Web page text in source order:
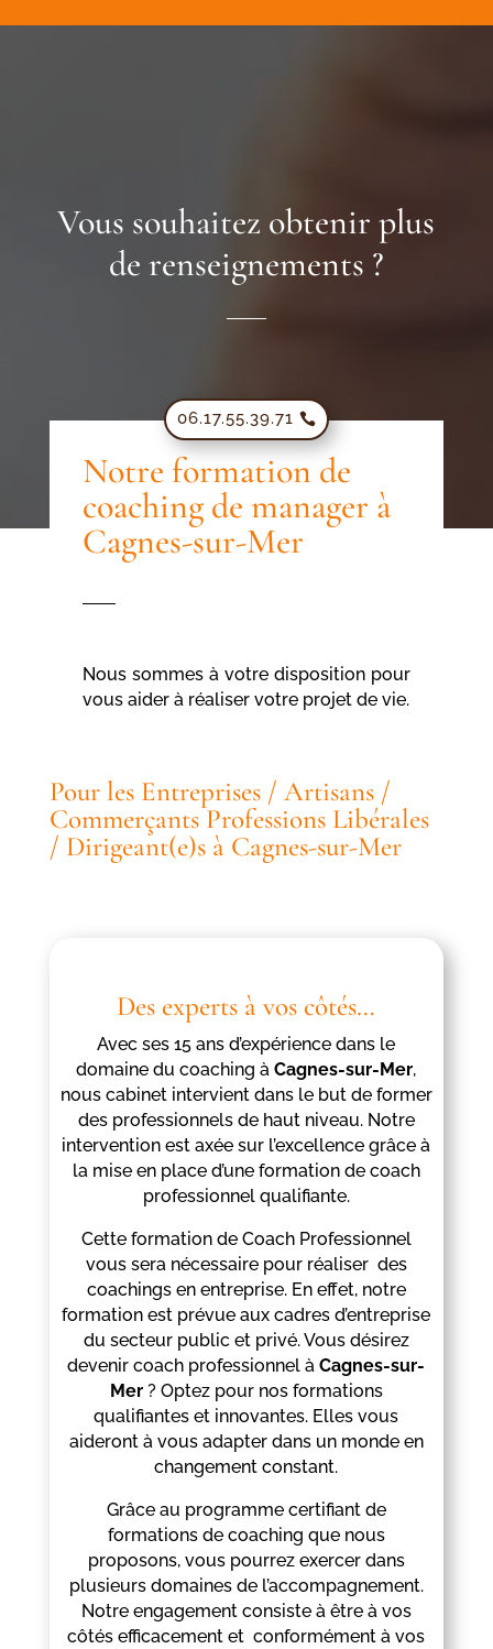
Vous souhaitez obtenir plus
de renseignements ?
06.17.55.39.71
Notre formation de
coaching de manager à
Cagnes-sur-Mer
Nous sommes à votre disposition pour
vous aider à réaliser votre projet de vie.
Pour les Entreprises / Artisans /
Commerçants Professions Libérales
/ Dirigeant(e)s à Cagnes-sur-Mer
Des experts à vos côtés…
Avec ses 15 ans d’expérience dans le
domaine du coaching àCagnes-sur-Mer,
nous cabinet intervient dans le but de former
des professionnels de haut niveau. Notre
intervention est axée sur l’excellence grâce à
la mise en place d’une formation de coach
professionnel qualifiante.
Cette formation de Coach Professionnel
vous sera nécessaire pour réaliser des
coachings en entreprise. En effet, notre
formation est prévue aux cadres d’entreprise
du secteur public et privé. Vous désirez
devenir coach professionnel àCagnes-sur-
Mer? Optez pour nos formations
qualifiantes et innovantes. Elles vous
aideront à vous adapter dans un monde en
changement constant.
Grâce au programme certifiant de
formations de coaching que nous
proposons, vous pourrez exercer dans
plusieurs domaines de l’accompagnement.
Notre engagement consiste à être à vos
côtés efficacement et conformément à vos